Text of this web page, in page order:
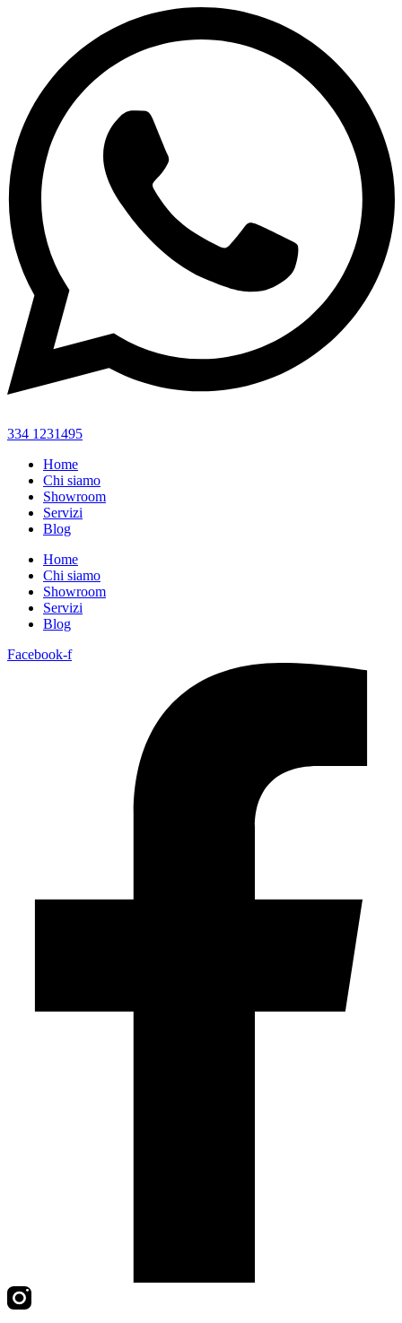
334 1231495
Home
Chi siamo
Showroom
Servizi
Blog
Home
Chi siamo
Showroom
Servizi
Blog
Facebook-f